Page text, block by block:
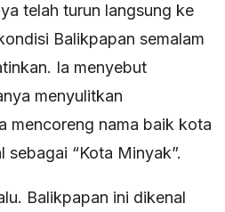
telah turun langsung ke
Balikpapan semalam
Ia menyebut
menyulitkan
mencoreng nama baik kota
sebagai “Kota Minyak”.
Balikpapan ini dikenal